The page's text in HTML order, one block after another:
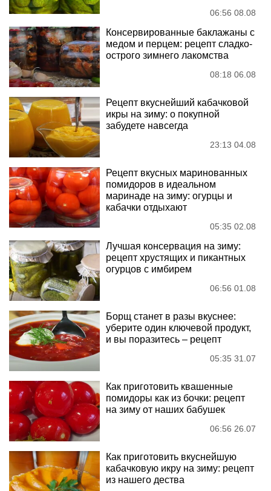
06:56 08.08
Консервированные баклажаны с
медом и перцем: рецепт сладко-
острого зимнего лакомства
08:18 06.08
Рецепт вкуснейший кабачковой
икры на зиму: о покупной
забудете навсегда
23:13 04.08
Рецепт вкусных маринованных
помидоров в идеальном
маринаде на зиму: огурцы и
кабачки отдыхают
05:35 02.08
Лучшая консервация на зиму:
рецепт хрустящих и пикантных
огурцов с имбирем
06:56 01.08
Борщ станет в разы вкуснее:
уберите один ключевой продукт,
и вы поразитесь – рецепт
05:35 31.07
Как приготовить квашенные
помидоры как из бочки: рецепт
на зиму от наших бабушек
06:56 26.07
Как приготовить вкуснейшую
кабачковую икру на зиму: рецепт
из нашего дества